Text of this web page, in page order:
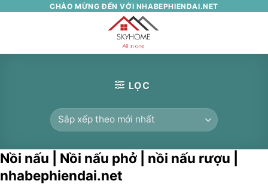
CHÀO MỪNG ĐẾN VỚI NHABEPHIENDAI.NET
LỌC
Nồi nấu | Nồi nấu phở | nồi nấu rượu |
nhabephiendai.net